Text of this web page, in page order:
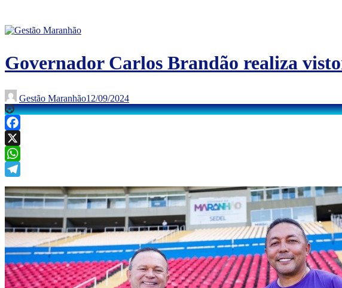
Governador Carlos Brandão realiza
Gestão Maranhão12/09/2024
Facebook
X
WhatsApp
Telegram